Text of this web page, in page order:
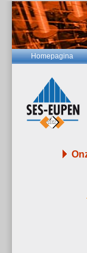
Homepagina